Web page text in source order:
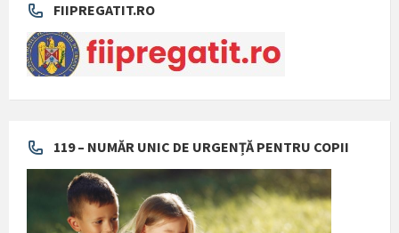
FIIPREGATIT.RO
119 – NUMĂR UNIC DE URGENȚĂ PENTRU COPII